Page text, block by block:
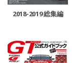
2018-2019 総集編